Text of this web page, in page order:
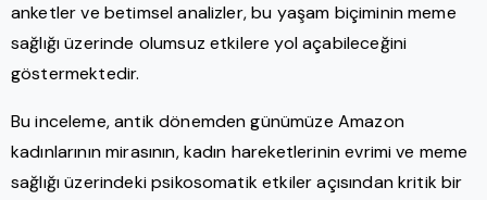
anketler ve betimsel analizler, bu yaşam biçiminin meme
sağlığı üzerinde olumsuz etkilere yol açabileceğini
göstermektedir.
Bu inceleme, antik dönemden günümüze Amazon
kadınlarının mirasının, kadın hareketlerinin evrimi ve meme
sağlığı üzerindeki psikosomatik etkiler açısından kritik bir